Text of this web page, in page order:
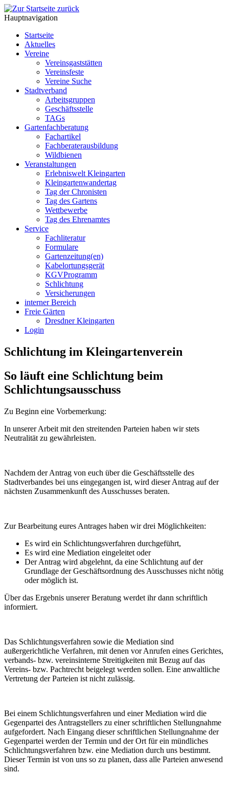
Hauptnavigation
Startseite
Aktuelles
Vereine
Vereinsgaststätten
Vereinsfeste
Vereine Suche
Stadtverband
Arbeitsgruppen
Geschäftsstelle
TAGs
Gartenfachberatung
Fachartikel
Fachberaterausbildung
Wildbienen
Veranstaltungen
Erlebniswelt Kleingarten
Kleingartenwandertag
Tag der Chronisten
Tag des Gartens
Wettbewerbe
Tag des Ehrenamtes
Service
Fachliteratur
Formulare
Gartenzeitung(en)
Kabelortungsgerät
KGVProgramm
Schlichtung
Versicherungen
interner Bereich
Freie Gärten
Dresdner Kleingarten
Login
Schlichtung im Kleingartenverein
So läuft eine Schlichtung beim
Schlichtungsausschuss
Zu Beginn eine Vorbemerkung:
In unserer Arbeit mit den streitenden Parteien haben wir stets
Neutralität zu gewährleisten.
Nachdem der Antrag von euch über die Geschäftsstelle des
Stadtverbandes bei uns eingegangen ist, wird dieser Antrag auf der
nächsten Zusammenkunft des Ausschusses beraten.
Zur Bearbeitung eures Antrages haben wir drei Möglichkeiten:
Es wird ein Schlichtungsverfahren durchgeführt,
Es wird eine Mediation eingeleitet oder
Der Antrag wird abgelehnt, da eine Schlichtung auf der
Grundlage der Geschäftsordnung des Ausschusses nicht nötig
oder möglich ist.
Über das Ergebnis unserer Beratung werdet ihr dann schriftlich
informiert.
Das Schlichtungsverfahren sowie die Mediation sind
außergerichtliche Verfahren, mit denen vor Anrufen eines Gerichtes,
verbands- bzw. vereinsinterne Streitigkeiten mit Bezug auf das
Vereins- bzw. Pachtrecht beigelegt werden sollen. Eine anwaltliche
Vertretung der Parteien ist nicht zulässig.
Bei einem Schlichtungsverfahren und einer Mediation wird die
Gegenpartei des Antragstellers zu einer schriftlichen Stellungnahme
aufgefordert. Nach Eingang dieser schriftlichen Stellungnahme der
Gegenpartei werden der Termin und der Ort für ein mündliches
Schlichtungsverfahren bzw. eine Mediation durch uns bestimmt.
Dieser Termin ist von uns so zu planen, dass alle Parteien anwesend
sind.